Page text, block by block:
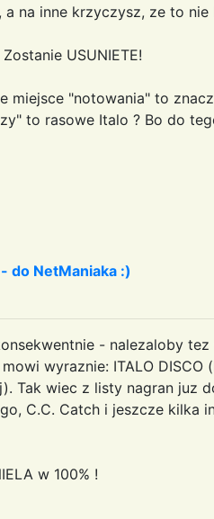
na inne krzyczysz, ze to
USUNIETE!
miejsce "notowania" to
to rasowe Italo ? Bo do
do NetManiaka :)
- nalezaloby
wyraznie: ITALO
Tak wiec z listy nagran juz
C.C. Catch i jeszcze kilka
w 100% !